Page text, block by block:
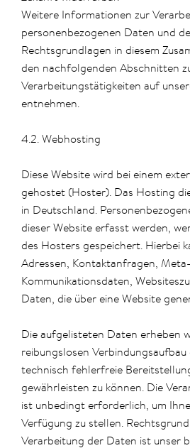
Weitere Informationen zur
personenbezogenen Daten und
Rechtsgrundlagen in diesem
den nachfolgenden Abschnitten
Verarbeitungstätigkeiten auf
entnehmen.
4.2. Webhosting
Diese Website wird bei einem
gehostet (Hoster). Das Hosting
in Deutschland.
dieser Website erfasst werden,
des Hosters gespeichert. Hierbei
Adressen, Kontaktanfragen,
Kommunikationsdaten,
Daten, die über eine Website
Die aufgelisteten Daten erheben
reibungslosen
technisch fehlerfreie
gewährleisten zu können. Die
ist unbedingt erforderlich, um
Verfügung zu stellen.
Verarbeitung der Daten ist unser